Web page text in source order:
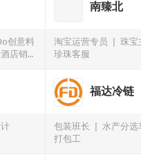
创意料
酒店销售
南臻北
淘宝运营专员
珠宝
珍珠客服
福达冷链
包装班长
水产分选
打包工